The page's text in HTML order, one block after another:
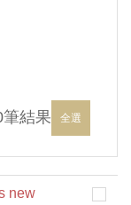
筆結果 全選
new